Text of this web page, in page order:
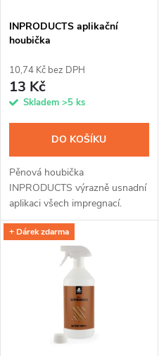
p
r
o
u
k
t
s
p
r
o
d
u
k
INPRODUCTS aplikační
houbička
10,74 Kč bez DPH
13 Kč
Skladem >5 ks
DO KOŠÍKU
Pěnová houbička
INPRODUCTS výrazně usnadní
aplikaci všech impregnací.
+ Dárek zdarma